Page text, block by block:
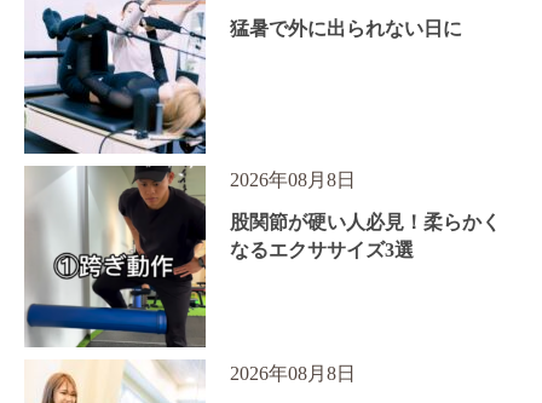
猛暑で外に出られない日に
2026年08月8日
股関節が硬い人必見！柔らかく
なるエクササイズ3選
2026年08月8日